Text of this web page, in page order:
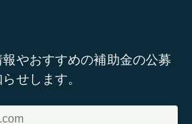
やおすすめの補助金の公募
せします。